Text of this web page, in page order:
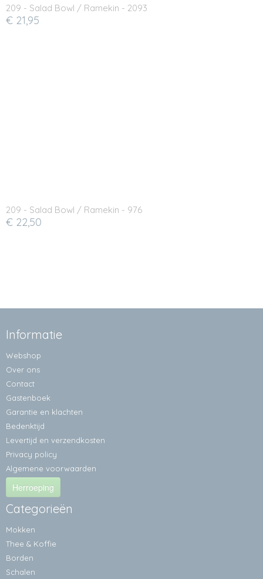
209 - Salad Bowl / Ramekin - 2093
€ 21,95
209 - Salad Bowl / Ramekin - 976
€ 22,50
Informatie
Webshop
Over ons
Contact
Gastenboek
Garantie en klachten
Bedenktijd
Levertijd en verzendkosten
Privacy policy
Algemene voorwaarden
Herroeping
Categorieën
Mokken
Thee & Koffie
Borden
Schalen